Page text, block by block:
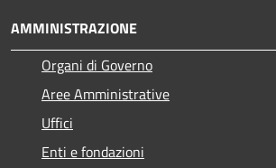
AMMINISTRAZIONE
Organi di Governo
Aree Amministrative
Uffici
Enti e fondazioni